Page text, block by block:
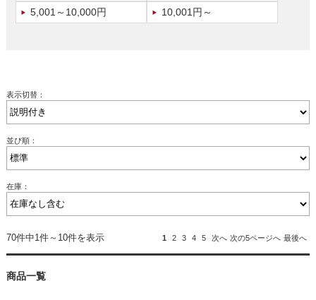
5,001～10,000円
10,001円～
表示切替：
並び順：
在庫：
70件中1件～10件を表示 1 2 3 4 5 次へ 次の5ページへ 最後へ
商品一覧